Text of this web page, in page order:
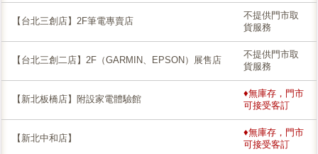
【台北三創店】2F筆電專賣店
不提供門市取
貨服務
【台北三創二店】2F（GARMIN、EPSON）展售店
不提供門市取
貨服務
【新北板橋店】附設家電體驗館
♦無庫存，門市
可接受客訂
【新北中和店】
♦無庫存，門市
可接受客訂